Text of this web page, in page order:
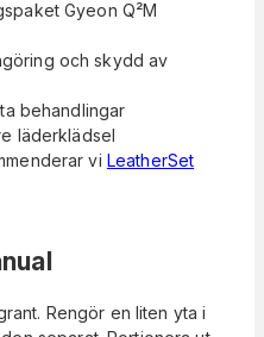
Gyeon Q²M
och skydd av
behandlingar
läderklädsel
vi LeatherSet
Rengör en liten yta i